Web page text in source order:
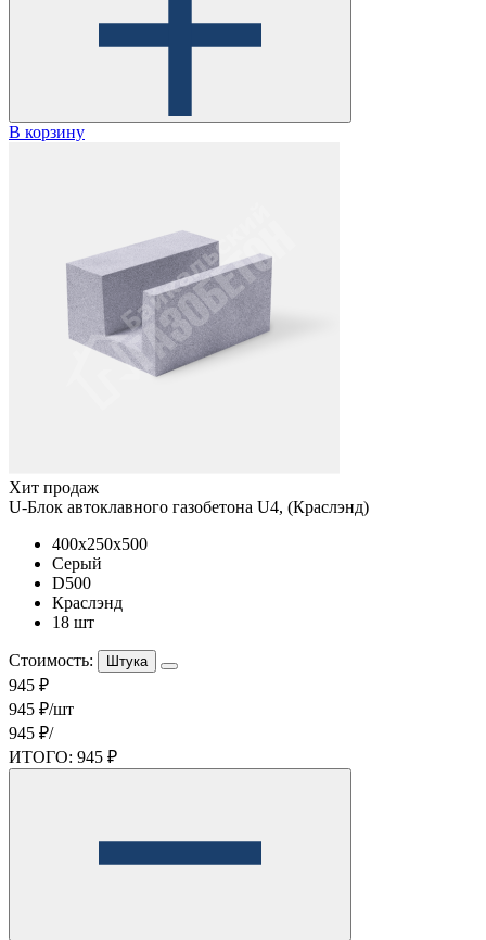
В корзину
Хит продаж
U-Блок автоклавного газобетона U4, (Краслэнд)
400x250x500
Серый
D500
Краслэнд
18 шт
Стоимость: Штука
945 ₽
945 ₽/шт
945 ₽/
ИТОГО: 945 ₽